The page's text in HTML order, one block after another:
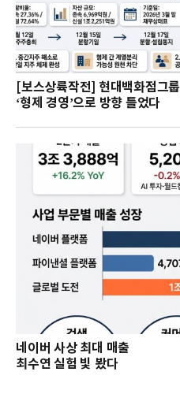
[보스상륙작전] 현대백화점그룹
‘형제 경영’으로 방향 틀었다
네이버 사상 최대 매출
최수연 실험 빛 봤다